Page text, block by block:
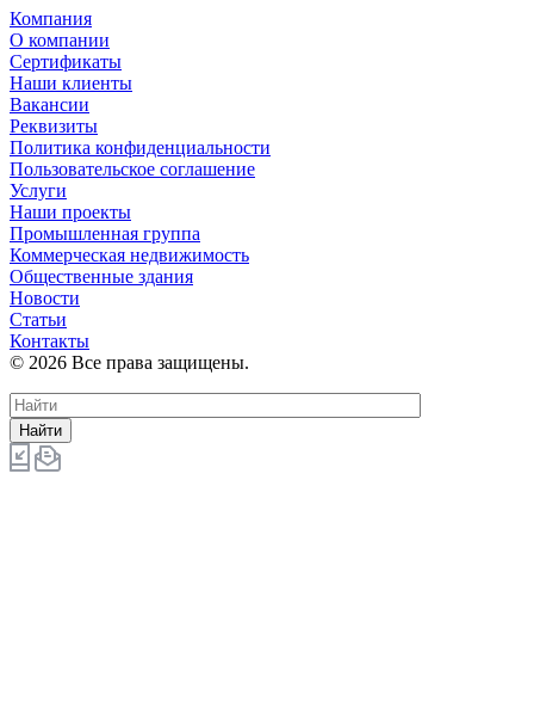
Компания
О компании
Сертификаты
Наши клиенты
Вакансии
Реквизиты
Политика конфиденциальности
Пользовательское соглашение
Услуги
Наши проекты
Промышленная группа
Коммерческая недвижимость
Общественные здания
Новости
Статьи
Контакты
© 2026 Все права защищены.
Найти